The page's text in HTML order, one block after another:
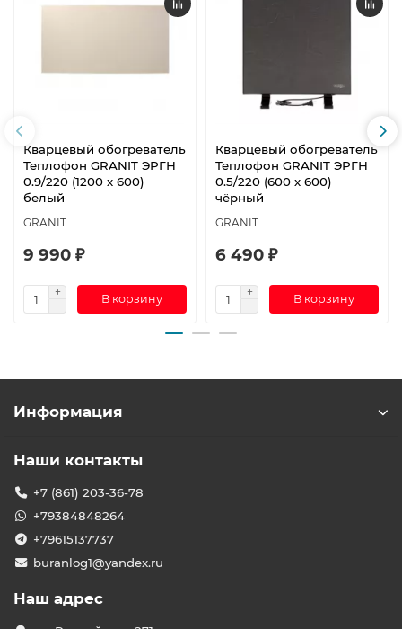
Кварцевый обогреватель
Теплофон GRANIT ЭРГН
0.9/220 (1200 х 600)
белый
GRANIT
9 990 ₽
В корзину
Кварцевый обогреватель
Теплофон GRANIT ЭРГН
0.5/220 (600 х 600)
чёрный
GRANIT
6 490 ₽
В корзину
Информация
Наши контакты
+7 (861) 203-36-78
+79384848264
+79615137737
buranlog1@yandex.ru
Наш адрес